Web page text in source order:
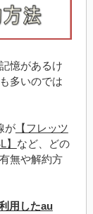
憶があるけ
多いのでは
が【フレッツ
など、どの
無や解約方
用したau